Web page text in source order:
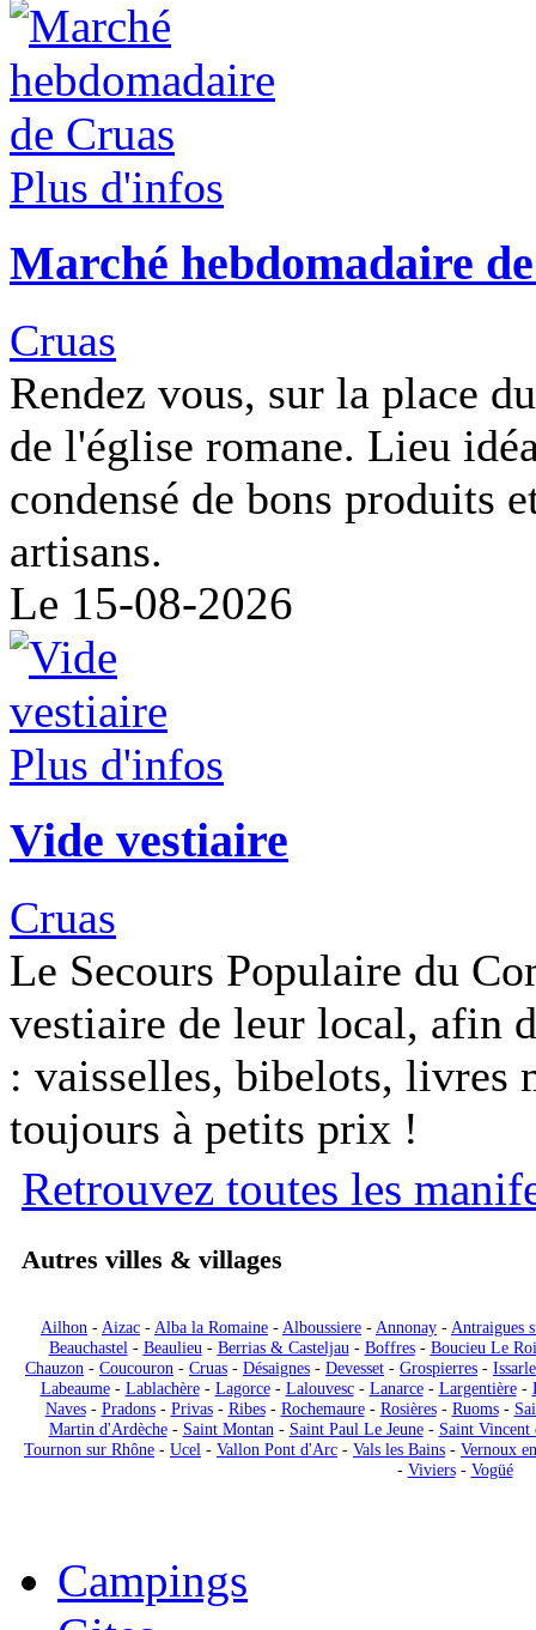
Plus d'infos
Marché hebdomadaire
Cruas
Rendez vous, sur la place
de l'église romane. Lieu
condensé de bons produits
artisans.
Le 15-08-2026
Plus d'infos
Vide vestiaire
Cruas
Le Secours Populaire du
vestiaire de leur local, afin
: vaisselles, bibelots, livres
toujours à petits prix !
Retrouvez toutes les
Autres villes & villages
Ailhon - Aizac - Alba la Romaine - Alboussiere - Annonay - Antraigues
Beauchastel - Beaulieu - Berrias & Casteljau - Boffres- Boucieu Le Roi
Chauzon - Coucouron - Cruas - Désaignes - Devesset - Grospierres -
Labeaume- Lablachère- Lagorce- Lalouvesc- Lanarce- Largentière-
Naves- Pradons- Privas- Ribes- Rochemaure- Rosières- Ruoms-
Martin d'Ardèche- Saint Montan - Saint Paul Le Jeune- Saint Vincent
Tournon sur Rhône - Ucel - Vallon Pont d'Arc - Vals les Bains - Vernoux
- Viviers- Vogüé
Campings